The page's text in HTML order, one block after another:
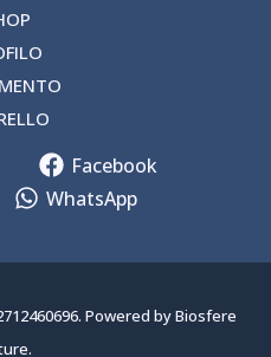
Facebook
WhatsApp
Powered by Biosfere